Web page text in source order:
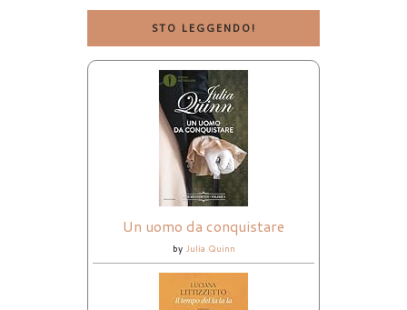
STO LEGGENDO!
Un uomo da conquistare
by Julia Quinn